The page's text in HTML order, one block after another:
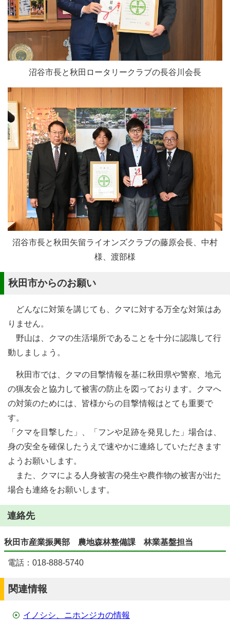
沼谷市長と秋田ロータリークラブの長谷川会長
沼谷市長と秋田矢留ライオンズクラブの藤原会長、中村
様、渡部様
秋田市からのお願い
どんなに対策を講じても、クマに対する万全な対策はあ
りません。
野山は、クマの生活場所であることを十分に認識して行
動しましょう。
秋田市では、クマの目撃情報を基に秋田県や警察、地元
の猟友会と協力して被害の防止を図っております。クマへ
の対策のためには、皆様からの目撃情報はとても重要で
す。
「クマを目撃した」、「フンや足跡を発見した」場合は、
身の安全を確保したうえで速やかに連絡していただきます
ようお願いします。
また、クマによる人身被害の発生や農作物の被害が出た
場合も連絡をお願いします。
連絡先
秋田市産業振興部 農地森林整備課 林業基盤担当
電話：018-888-5740
関連情報
イノシシ、ニホンジカの情報